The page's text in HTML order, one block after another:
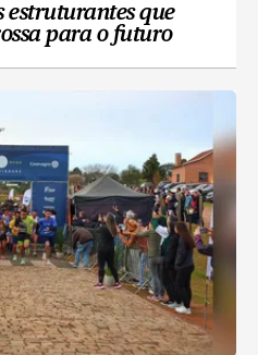
estruturantes que
para o futuro